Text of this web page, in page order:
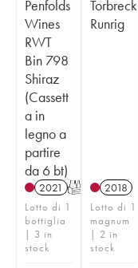
Penfolds
Wines
RWT
Bin 798
Shiraz
(Cassett
a in
legno a
partire
da 6 bt)
2021 T
Lotto di 1
bottiglia
| 3 in
stock
Torbreck
Runrig
2018
Lotto di 1
magnum
| 2 in
stock